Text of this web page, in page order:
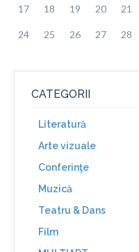
17 18 19 20 21
24 25 26 27 28
CATEGORII
Literatură
Arte vizuale
Conferinţe
Muzică
Teatru & Dans
Film